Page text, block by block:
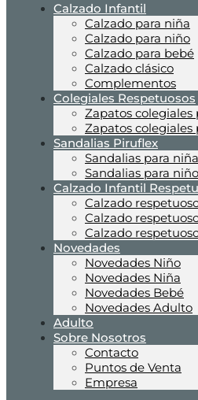
Calzado Infantil
Calzado para niña
Calzado para niño
Calzado para bebé
Calzado clásico
Complementos
Colegiales Respetuosos
Zapatos colegiales
Zapatos colegiales
Sandalias Piruflex
Sandalias para niña
Sandalias para niño
Calzado Infantil
Calzado
Calzado
Calzado
Novedades
Novedades Niño
Novedades Niña
Novedades Bebé
Novedades Adulto
Adulto
Sobre Nosotros
Contacto
Puntos de Venta
Empresa